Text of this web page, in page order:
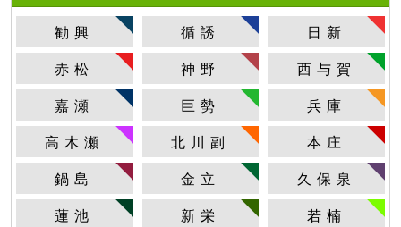
勧興 循誘
日新
赤松
神野
西与賀
嘉瀬
巨勢
兵庫
高木瀬
北川副
本庄
鍋島
金立
久保泉
蓮池
新栄
若楠